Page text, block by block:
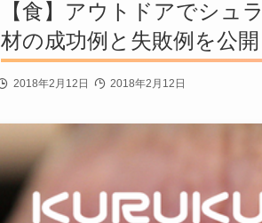
【食】アウトドアでシュ
材の成功例と失敗例を公開
2018年2月12日 2018年2月12日